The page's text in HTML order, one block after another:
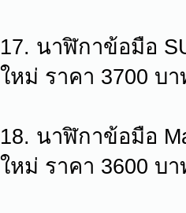
17. นาฬิกาข้อมือ
ใหม่ ราคา 3700 บา
18. นาฬิกาข้อมือ
ใหม่ ราคา 3600 บา